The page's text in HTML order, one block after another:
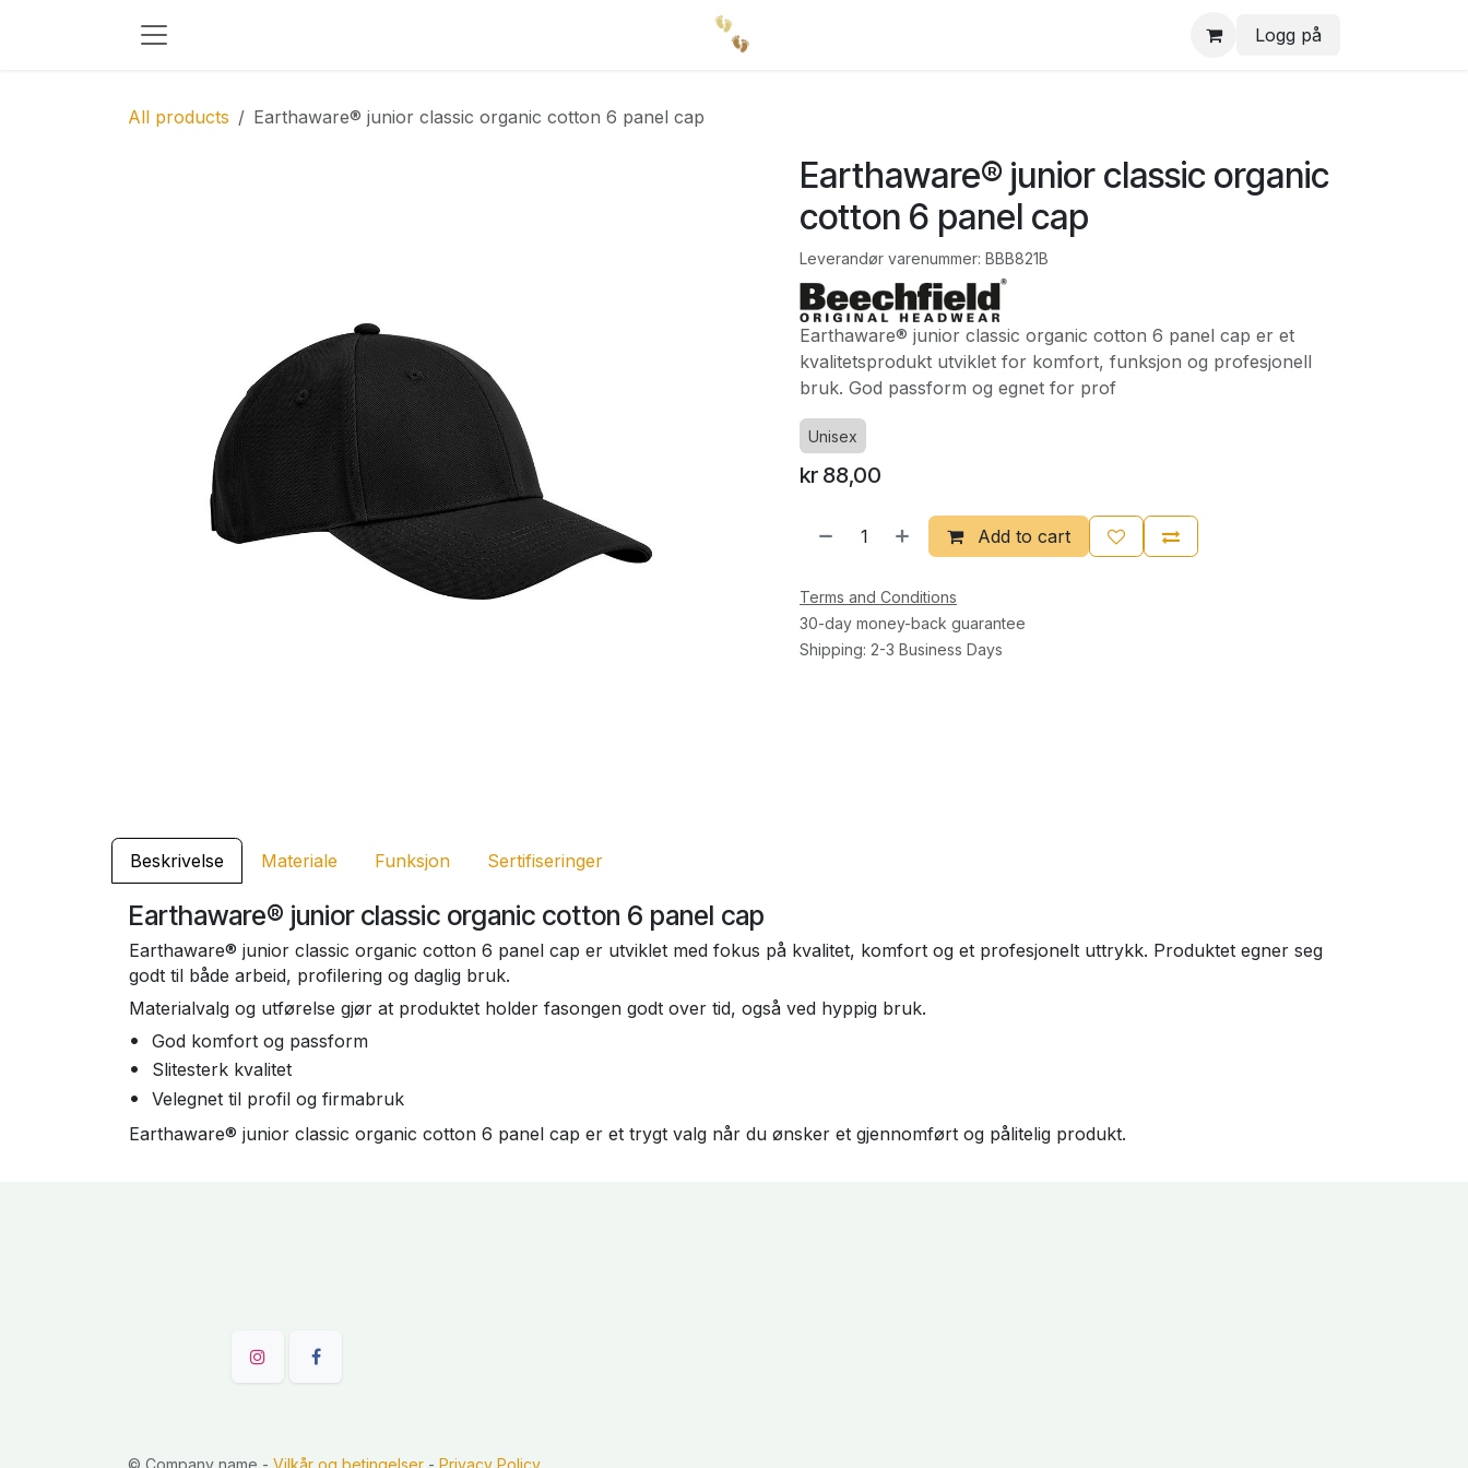
Logg på
All products Earthaware® junior classic organic cotton 6 panel cap
Earthaware® junior classic organic
cotton 6 panel cap
Leverandør varenummer: BBB821B
Earthaware® junior classic organic cotton 6 panel cap er et
kvalitetsprodukt utviklet for komfort, funksjon og profesjonell
bruk. God passform og egnet for prof
Unisex
kr 88,00
Add to cart
Terms and Conditions
30-day money-back guarantee
Shipping: 2-3 Business Days
Beskrivelse Materiale Funksjon Sertifiseringer
Earthaware® junior classic organic cotton 6 panel cap
Earthaware® junior classic organic cotton 6 panel cap er utviklet med fokus på kvalitet, komfort og et profesjonelt uttrykk. Produktet egner seg
godt til både arbeid, profilering og daglig bruk.
Materialvalg og utførelse gjør at produktet holder fasongen godt over tid, også ved hyppig bruk.
God komfort og passform
Slitesterk kvalitet
Velegnet til profil og firmabruk
Earthaware® junior classic organic cotton 6 panel cap er et trygt valg når du ønsker et gjennomført og pålitelig produkt.
© Company name - Vilkår og betingelser - Privacy Policy